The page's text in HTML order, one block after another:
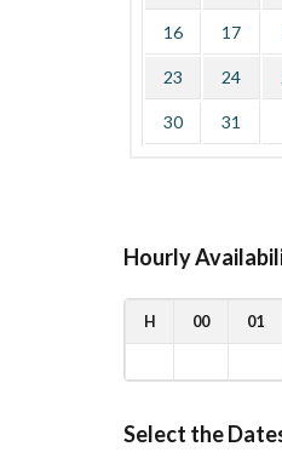
16 17
23 24
30 31
Hourly
H 00 01
Select the